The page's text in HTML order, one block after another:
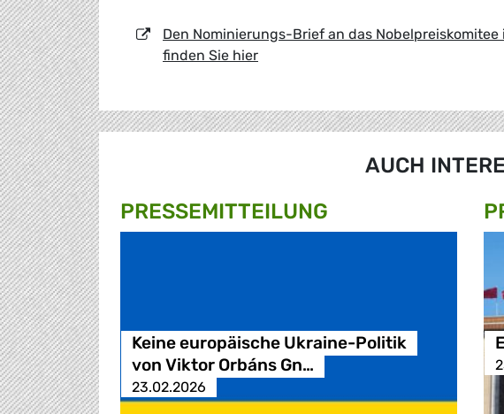
Den Nominierungs-Brief an das
finden Sie hier
AUCH
PRESSE­MITTEILUNG
Keine europäische Ukraine-Politik
von Viktor Orbáns Gn…
23.02.2026